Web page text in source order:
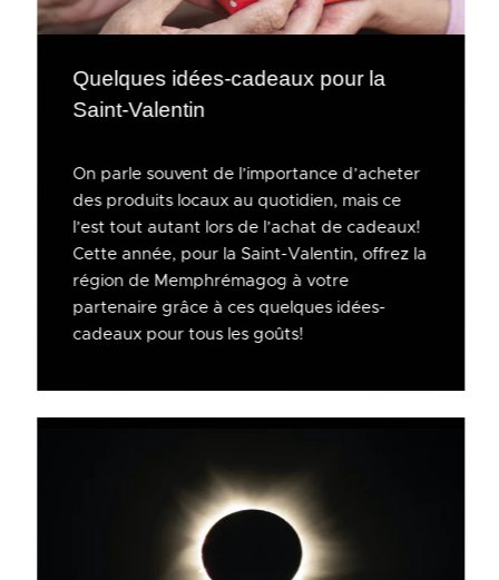
Quelques idées-cadeaux pour la
Saint-Valentin
On parle souvent de l’importance d’acheter
des produits locaux au quotidien, mais ce
l’est tout autant lors de l’achat de cadeaux!
Cette année, pour la Saint-Valentin, offrez la
région de Memphrémagog à votre
partenaire grâce à ces quelques idées-
cadeaux pour tous les goûts!